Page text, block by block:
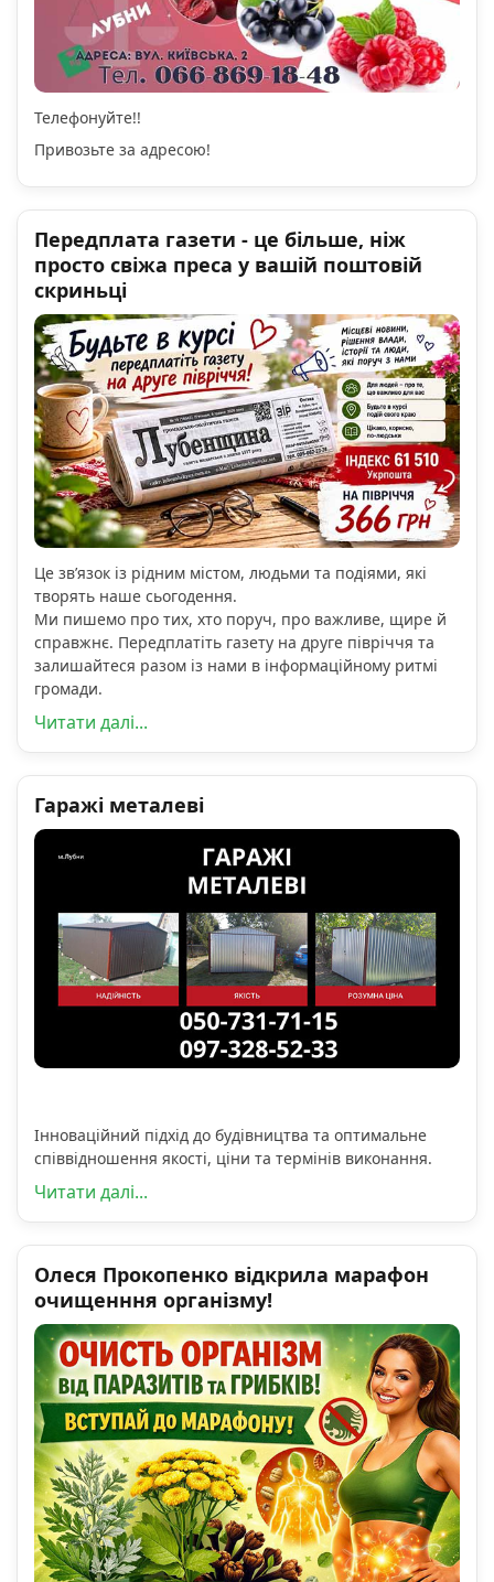
Телефонуйте!!
Привозьте за адресою!
Передплата газети - це більше, ніж
просто свіжа преса у вашій поштовій
скриньці
Це зв’язок із рідним містом, людьми та подіями, які
творять наше сьогодення.
Ми пишемо про тих, хто поруч, про важливе, щире й
справжнє. Передплатіть газету на друге півріччя та
залишайтеся разом із нами в інформаційному ритмі
громади.
Читати далі...
Гаражі металеві
Інноваційний підхід до будівництва та оптимальне
співвідношення якості, ціни та термінів виконання.
Читати далі...
Олеся Прокопенко відкрила марафон
очищенння організму!